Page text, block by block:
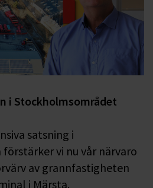
i Stockholmsområdet
satsning i
vi nu vår närvaro
av grannfastigheten
i Märsta.